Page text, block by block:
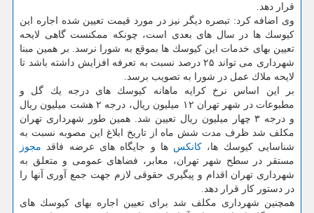
قرار دهد.
وی اضافه كرد: تبصره دیگر نیز در مورد قیمت تعیین شده اجاره این
كیوسك ها در سال های بعدی است، چونكه ممكنست گاهی لایحه
تعیین بهای خدمات این كیوسك ها بموقع به شورا نرسد. بر همین مبنا
شهرداری می تواند ۲۵ درصد نسبت به تعرفه افزایش داشته باشد تا
لایحه ملاك عمل در شورا به تصویب برسد.
بر این اساس نرخ كرایه ماهانه كیوسك های درجه یك گل و
مطبوعات در شهر تهران ۱۲ میلیون ریال، درجه ۲ هشت میلیون ریال
و درجه ۳ چهار میلیون ریال تعیین شد. همین طور شهرداری تهران
مكلف شد ظرف مدت شش ماه از تاریخ ابلاغ این مصوبه نسبت به
شناسایی كیوسك ها، كانكس ها و جایگاه های عرضه فاقد مجوز
مستقر در سطح شهر تهران، معابر، فضاهای عمومی و متعلق به
شهرداری تهران اقدام و پیگیری حقوقی لازم جهت جمع آوری آنها را
در دستور كار قرار دهد.
همچنین شهرداری مكلف شد برای تعیین اجاره بهای كیوسك های